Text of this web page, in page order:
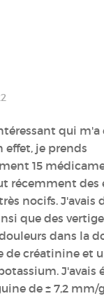
qui m'a
effet, je prends
15
récemment des
nocifs. J'avais
que des
dans la
de créatinine et
J'avais
de ± 7,2 mm/